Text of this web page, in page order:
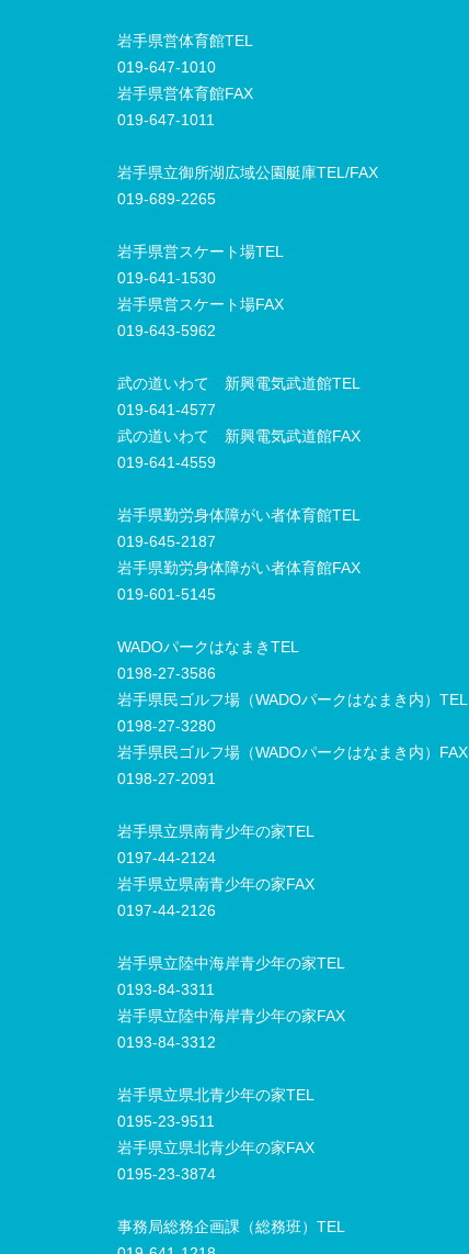
岩手県営体育館TEL
019-647-1010
岩手県営体育館FAX
019-647-1011
岩手県立御所湖広域公園艇庫TEL/FAX
019-689-2265
岩手県営スケート場TEL
019-641-1530
岩手県営スケート場FAX
019-643-5962
武の道いわて 新興電気武道館TEL
019-641-4577
武の道いわて 新興電気武道館FAX
019-641-4559
岩手県勤労身体障がい者体育館TEL
019-645-2187
岩手県勤労身体障がい者体育館FAX
019-601-5145
WADOパークはなまきTEL
0198-27-3586
岩手県民ゴルフ場（WADOパークはなまき内）TEL
0198-27-3280
岩手県民ゴルフ場（WADOパークはなまき内）FAX
0198-27-2091
岩手県立県南青少年の家TEL
0197-44-2124
岩手県立県南青少年の家FAX
0197-44-2126
岩手県立陸中海岸青少年の家TEL
0193-84-3311
岩手県立陸中海岸青少年の家FAX
0193-84-3312
岩手県立県北青少年の家TEL
0195-23-9511
岩手県立県北青少年の家FAX
0195-23-3874
事務局総務企画課（総務班）TEL